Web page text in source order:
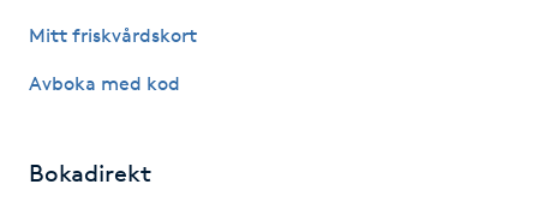
Hot Stone Massage
Hudföryngring
Mitt friskvårdskort
Avboka med kod
Bokadirekt